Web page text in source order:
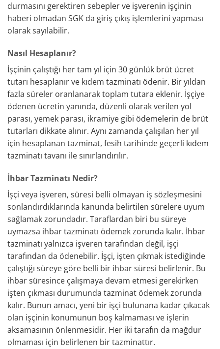
durmasını gerektiren sebepler ve işverenin işçinin
haberi olmadan SGK da giriş çıkış işlemlerini yapması
olarak sayılabilir.
Nasıl Hesaplanır?
İşçinin çalıştığı her tam yıl için 30 günlük brüt ücret
tutarı hesaplanır ve kıdem tazminatı ödenir. Bir yıldan
fazla süreler oranlanarak toplam tutara eklenir. İşçiye
ödenen ücretin yanında, düzenli olarak verilen yol
parası, yemek parası, ikramiye gibi ödemelerin de brüt
tutarları dikkate alınır. Aynı zamanda çalışılan her yıl
için hesaplanan tazminat, fesih tarihinde geçerli kıdem
tazminatı tavanı ile sınırlandırılır.
İhbar Tazminatı Nedir?
İşçi veya işveren, süresi belli olmayan iş sözleşmesini
sonlandırdıklarında kanunda belirtilen sürelere uyum
sağlamak zorundadır. Taraflardan biri bu süreye
uymazsa ihbar tazminatı ödemek zorunda kalır. İhbar
tazminatı yalnızca işveren tarafından değil, işçi
tarafından da ödenebilir. İşçi, işten çıkmak istediğinde
çalıştığı süreye göre belli bir ihbar süresi belirlenir. Bu
ihbar süresince çalışmaya devam etmesi gerekirken
işten çıkması durumunda tazminat ödemek zorunda
kalır. Bunun amacı, yeni bir işçi bulunana kadar çıkacak
olan işçinin konumunun boş kalmaması ve işlerin
aksamasının önlenmesidir. Her iki tarafın da mağdur
olmaması için belirlenen bir tazminattır.